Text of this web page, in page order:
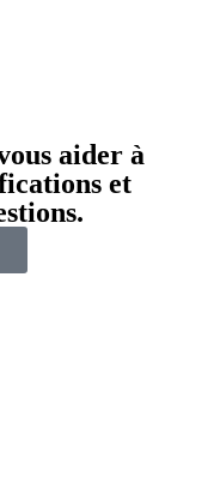
aider à
et